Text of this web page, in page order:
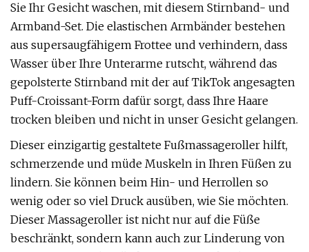
Sie Ihr Gesicht waschen, mit diesem Stirnband- und
Armband-Set. Die elastischen Armbänder bestehen
aus supersaugfähigem Frottee und verhindern, dass
Wasser über Ihre Unterarme rutscht, während das
gepolsterte Stirnband mit der auf TikTok angesagten
Puff-Croissant-Form dafür sorgt, dass Ihre Haare
trocken bleiben und nicht in unser Gesicht gelangen.
Dieser einzigartig gestaltete Fußmassageroller hilft,
schmerzende und müde Muskeln in Ihren Füßen zu
lindern. Sie können beim Hin- und Herrollen so
wenig oder so viel Druck ausüben, wie Sie möchten.
Dieser Massageroller ist nicht nur auf die Füße
beschränkt, sondern kann auch zur Linderung von